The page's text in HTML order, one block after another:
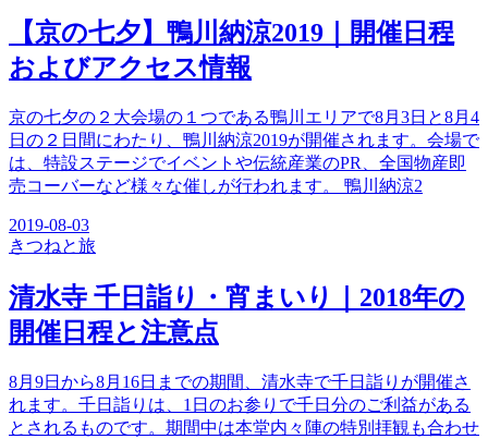
【京の七夕】鴨川納涼2019｜開催日程
およびアクセス情報
京の七夕の２大会場の１つである鴨川エリアで8月3日と8月4
日の２日間にわたり、鴨川納涼2019が開催されます。会場で
は、特設ステージでイベントや伝統産業のPR、全国物産即
売コーバーなど様々な催しが行われます。 鴨川納涼2
2019-08-03
きつねと旅
清水寺 千日詣り・宵まいり｜2018年の
開催日程と注意点
8月9日から8月16日までの期間、清水寺で千日詣りが開催さ
れます。千日詣りは、1日のお参りで千日分のご利益がある
とされるものです。期間中は本堂内々陣の特別拝観も合わせ